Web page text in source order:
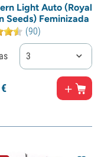
Light Auto (Royal
Seeds) Feminizada
(90)
3
€